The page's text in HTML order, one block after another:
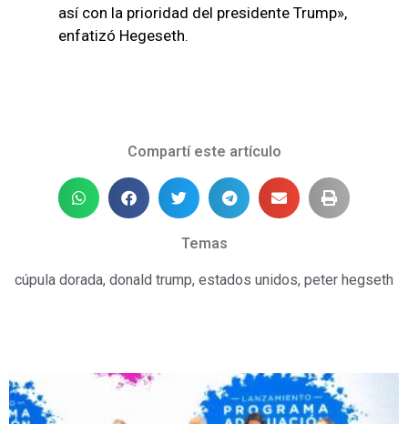
así con la prioridad del presidente Trump»,
enfatizó Hegeseth.
Compartí este artículo
Temas
cúpula dorada, donald trump, estados unidos, peter hegseth